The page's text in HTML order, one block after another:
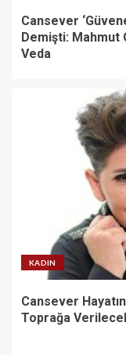
Cansever
Demişti: Mahmut
Veda
KADIN
Cansever
Toprağa